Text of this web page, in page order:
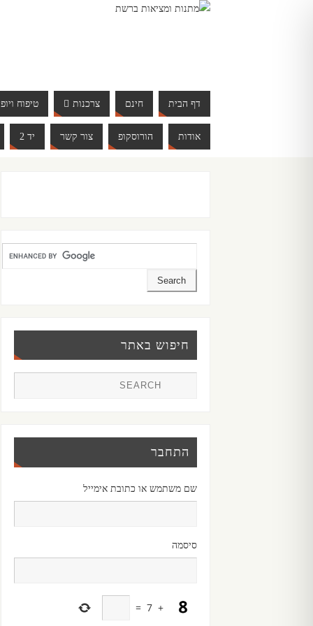
דף הבית חינם צרכנות טיפוח
אודות הורוסקופ צור קשר יד 2
חיפוש באתר
התחבר
שם משתמש או כתובת אימייל
סיסמה
+
7
=